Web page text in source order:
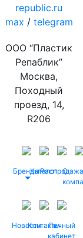
republic.ru
max / telegram
ООО “Пластик
Репаблик”
Москва,
Походный
проезд, 14,
R206
БрендыКаталог
Распродажа
О
НовостиКонтактыЛичный
кабинет